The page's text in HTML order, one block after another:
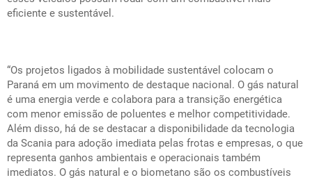
eficiente e sustentável.
“Os projetos ligados à mobilidade sustentável colocam o
Paraná em um movimento de destaque nacional. O gás natural
é uma energia verde e colabora para a transição energética
com menor emissão de poluentes e melhor competitividade.
Além disso, há de se destacar a disponibilidade da tecnologia
da Scania para adoção imediata pelas frotas e empresas, o que
representa ganhos ambientais e operacionais também
imediatos. O gás natural e o biometano são os combustíveis